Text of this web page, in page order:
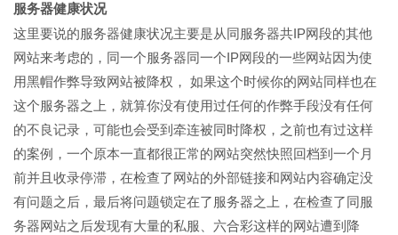
服务器健康状况
这里要说的服务器健康状况主要是从同服务器共IP网段的其他
网站来考虑的，同一个服务器同一个IP网段的一些网站因为使
用黑帽作弊导致网站被降权， 如果这个时候你的网站同样也在
这个服务器之上，就算你没有使用过任何的作弊手段没有任何
的不良记录，可能也会受到牵连被同时降权，之前也有过这样
的案例，一个原本一直都很正常的网站突然快照回档到一个月
前并且收录停滞，在检查了网站的外部链接和网站内容确定没
有问题之后，最后将问题锁定在了服务器之上，在检查了同服
务器网站之后发现有大量的私服、六合彩这样的网站遭到降